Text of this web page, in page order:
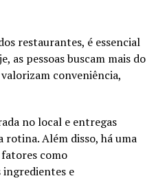
restaurantes, é essencial
as pessoas buscam mais do
conveniência,
no local e entregas
Além disso, há uma
como
ingredientes e